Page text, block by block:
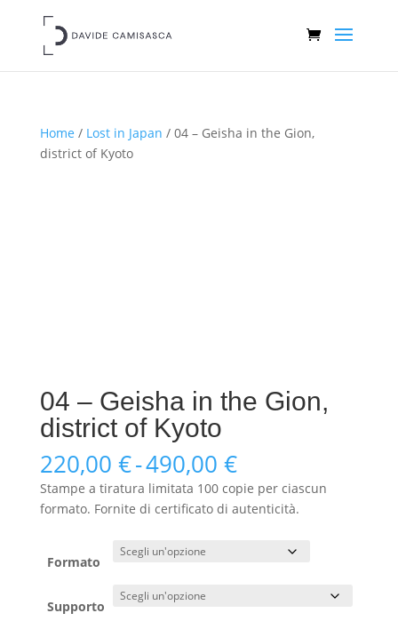
Home / Lost in Japan / 04 – Geisha in the Gion,
district of Kyoto
04 – Geisha in the Gion,
district of Kyoto
220,00 €-490,00 €Fascia
di
prezzo:
da
220,00 €
Stampe a tiratura limitata 100 copie per ciascun
formato. Fornite di certificato di autenticità.
Formato
Supporto